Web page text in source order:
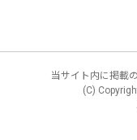
当サイト内に掲載
(C)